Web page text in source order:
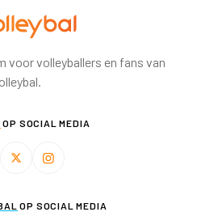
voor volleyballers en fans van
OP SOCIAL MEDIA
OP SOCIAL MEDIA